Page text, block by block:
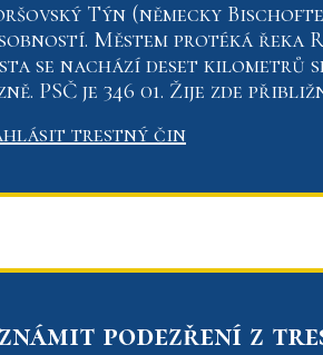
Týn (německy
Městem protéká řeka
se nachází deset kilometrů
PSČ je 346 01. Žije zde
trestný čin
podezření z